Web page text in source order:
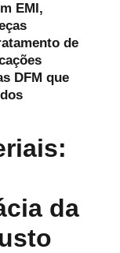
EMI,
de
DFM que
da